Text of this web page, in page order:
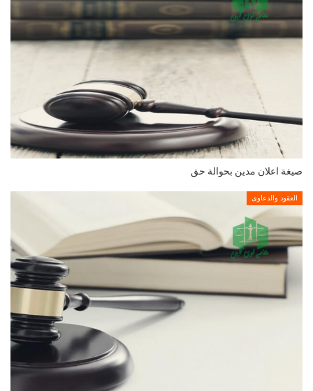
صيغة اعلان مدين بحوالة حق
العقود والدعاوى